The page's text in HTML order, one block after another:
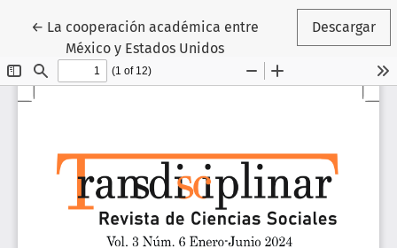
← Volver a los detalles del artículo
La cooperación académica entre
México y Estados Unidos
Descargar